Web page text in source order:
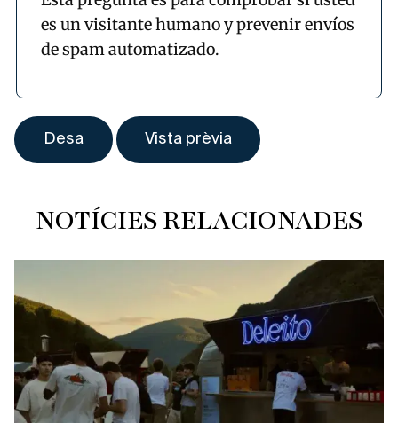
es un visitante humano y prevenir envíos
de spam automatizado.
NOTÍCIES RELACIONADES